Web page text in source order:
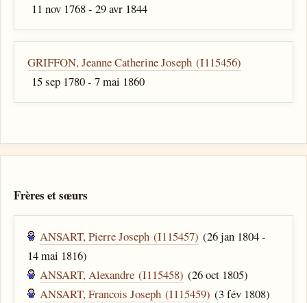
11 nov 1768 - 29 avr 1844
GRIFFON, Jeanne Catherine Joseph (I115456)
15 sep 1780 - 7 mai 1860
Frères et sœurs
ANSART, Pierre Joseph (I115457) (26 jan 1804 -
14 mai 1816)
ANSART, Alexandre (I115458) (26 oct 1805)
ANSART, Francois Joseph (I115459) (3 fév 1808)